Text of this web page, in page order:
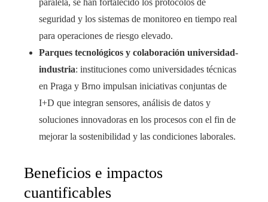
paralela, se han fortalecido los protocolos de
seguridad y los sistemas de monitoreo en tiempo real
para operaciones de riesgo elevado.
Parques tecnológicos y colaboración universidad-
industria: instituciones como universidades técnicas
en Praga y Brno impulsan iniciativas conjuntas de
I+D que integran sensores, análisis de datos y
soluciones innovadoras en los procesos con el fin de
mejorar la sostenibilidad y las condiciones laborales.
Beneficios e impactos
cuantificables